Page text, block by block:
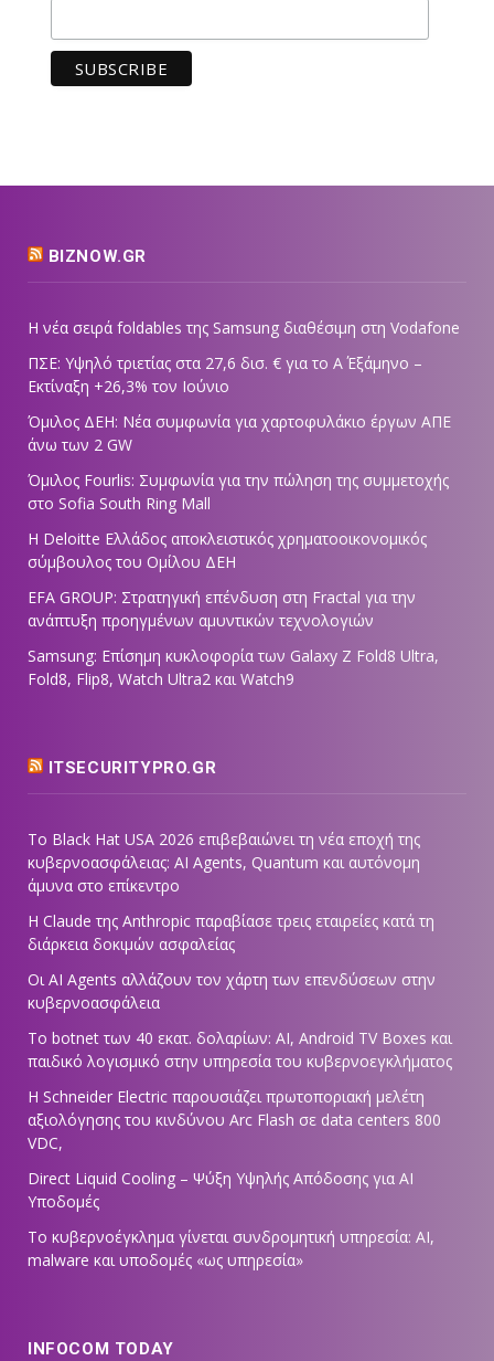
BIZNOW.GR
Η νέα σειρά foldables της Samsung διαθέσιμη στη Vodafone
ΠΣΕ: Υψηλό τριετίας στα 27,6 δισ. € για το Α΄ Εξάμηνο –
Εκτίναξη +26,3% τον Ιούνιο
Όμιλος ΔΕΗ: Νέα συμφωνία για χαρτοφυλάκιο έργων ΑΠΕ
άνω των 2 GW
Όμιλος Fourlis: Συμφωνία για την πώληση της συμμετοχής
στο Sofia South Ring Mall
Η Deloitte Ελλάδος αποκλειστικός χρηματοοικονομικός
σύμβουλος του Ομίλου ΔΕΗ
EFA GROUP: Στρατηγική επένδυση στη Fractal για την
ανάπτυξη προηγμένων αμυντικών τεχνολογιών
Samsung: Επίσημη κυκλοφορία των Galaxy Z Fold8 Ultra,
Fold8, Flip8, Watch Ultra2 και Watch9
ITSECURITYPRO.GR
Το Black Hat USA 2026 επιβεβαιώνει τη νέα εποχή της
κυβερνοασφάλειας: AI Agents, Quantum και αυτόνομη
άμυνα στο επίκεντρο
Η Claude της Anthropic παραβίασε τρεις εταιρείες κατά τη
διάρκεια δοκιμών ασφαλείας
Οι AI Agents αλλάζουν τον χάρτη των επενδύσεων στην
κυβερνοασφάλεια
Το botnet των 40 εκατ. δολαρίων: AI, Android TV Boxes και
παιδικό λογισμικό στην υπηρεσία του κυβερνοεγκλήματος
Η Schneider Electric παρουσιάζει πρωτοποριακή μελέτη
αξιολόγησης του κινδύνου Arc Flash σε data centers 800
VDC,
Direct Liquid Cooling – Ψύξη Υψηλής Απόδοσης για AI
Υποδομές
Το κυβερνοέγκλημα γίνεται συνδρομητική υπηρεσία: AI,
malware και υποδομές «ως υπηρεσία»
INFOCOM TODAY